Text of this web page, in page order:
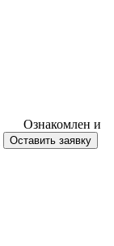
Ознакомлен и
Оставить заявку